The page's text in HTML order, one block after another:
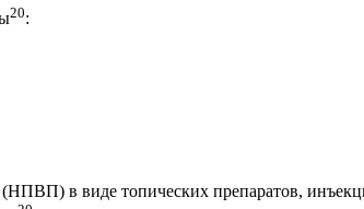
20:
в виде топических препаратов,